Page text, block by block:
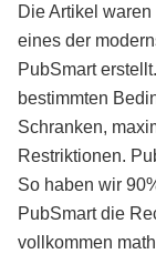
Die Artikel
eines der
PubSmart
bestimmten
Schranken,
Restriktionen.
So haben wir
PubSmart die
vollkommen